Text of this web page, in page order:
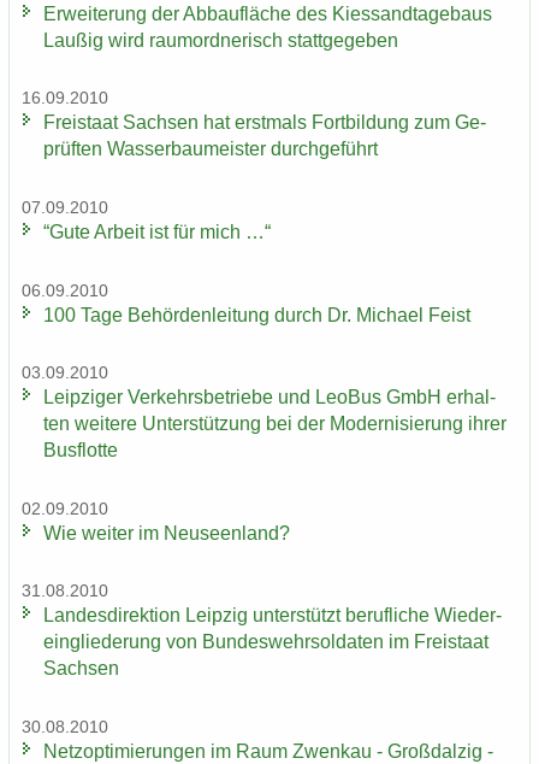
Er­wei­te­rung der Ab­bau­flä­che des Kies­sand­ta­ge­baus
Lau­ßig wird raum­ord­ne­risch statt­ge­ge­ben
16.09.2010
Frei­staat Sach­sen hat erst­mals Fort­bil­dung zum Ge­
prüf­ten Was­ser­bau­meis­ter durch­ge­führt
07.09.2010
“Gute Ar­beit ist für mich …“
06.09.2010
100 Tage Be­hör­den­lei­tung durch Dr. Mi­cha­el Feist
03.09.2010
Leip­zi­ger Ver­kehrs­be­trie­be und LeoBus GmbH er­hal­
ten wei­te­re Un­ter­stüt­zung bei der Mo­der­ni­sie­rung ihrer
Bus­flot­te
02.09.2010
Wie wei­ter im Neu­seen­land?
31.08.2010
Lan­des­di­rek­ti­on Leip­zig un­ter­stützt be­ruf­li­che Wie­der­
ein­glie­de­rung von Bun­des­wehr­sol­da­ten im Frei­staat
Sach­sen
30.08.2010
Netz­op­ti­mie­run­gen im Raum Zwenkau - Groß­dal­zig -